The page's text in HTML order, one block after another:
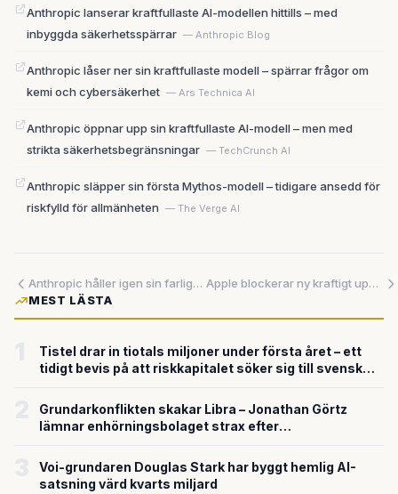
Anthropic lanserar kraftfullaste AI-modellen hittills – med
inbyggda säkerhetsspärrar — Anthropic Blog
Anthropic låser ner sin kraftfullaste modell – spärrar frågor om
kemi och cybersäkerhet — Ars Technica AI
Anthropic öppnar upp sin kraftfullaste AI-modell – men med
strikta säkerhetsbegränsningar — TechCrunch AI
Anthropic släpper sin första Mythos-modell – tidigare ansedd för
riskfylld för allmänheten — The Verge AI
Anthropic håller igen sin farligaste AI – men utan insyn är löftena värda lite
Apple blockerar ny kraftigt uppgraderad Siri för EU – ingen tidplan finns för lansering
MEST LÄSTA
Tistel drar in tiotals miljoner under första året – ett
tidigt bevis på att riskkapitalet söker sig till svensk
Grundarkonflikten skakar Libra – Jonathan Görtz
lämnar enhörningsbolaget strax efter
Voi-grundaren Douglas Stark har byggt hemlig AI-
satsning värd kvarts miljard